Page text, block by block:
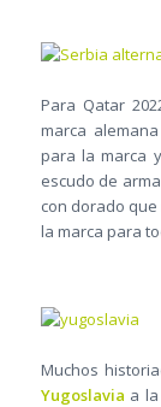
Para Qatar
marca alemana
para la marca
escudo de
con dorado
la marca para
Muchos
Yugoslavia a